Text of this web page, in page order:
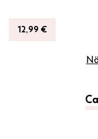
12,99 €